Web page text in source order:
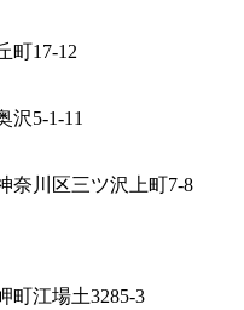
町17-12
沢5-1-11
奈川区三ツ沢上町7-8
町江場土3285-3